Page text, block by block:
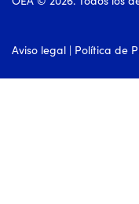
Aviso legal | Política de